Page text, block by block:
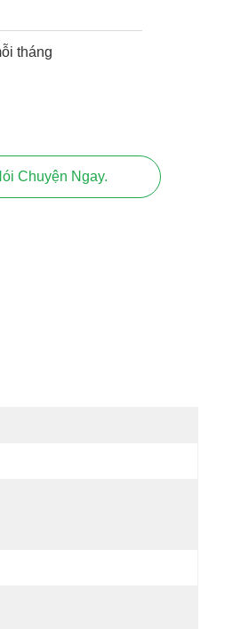
tháng
Chuyện Ngay.